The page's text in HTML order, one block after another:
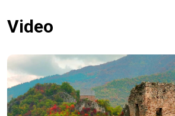
Video